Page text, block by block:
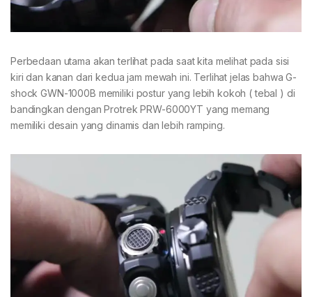
Perbedaan utama akan terlihat pada saat kita melihat pada sisi
kiri dan kanan dari kedua jam mewah ini. Terlihat jelas bahwa G-
shock GWN-1000B memiliki postur yang lebih kokoh ( tebal ) di
bandingkan dengan Protrek PRW-6000YT yang memang
memiliki desain yang dinamis dan lebih ramping.